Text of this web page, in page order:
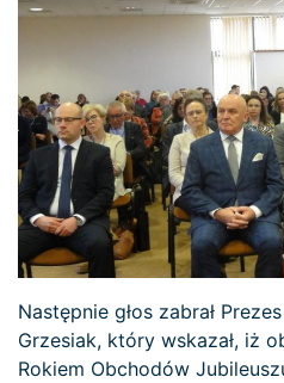
Następnie głos zabrał
Grzesiak, który wskazał, iż
Rokiem Obchodów